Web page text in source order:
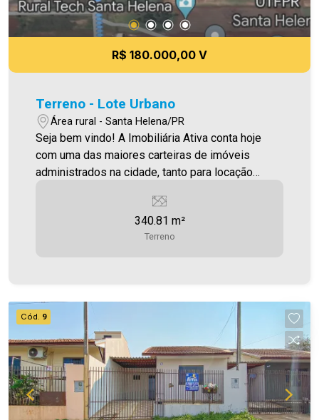
R$ 180.000,00 V
Terreno - Lote Urbano
Área rural - Santa Helena/PR
Seja bem vindo! A Imobiliária Ativa conta hoje
com uma das maiores carteiras de imóveis
administrados na cidade, tanto para locação
com 340,81m² ACEITA PERMUTA POR VEÍCULO
Aproveite essa oportunidade! Imobiliária Ativa,
340.81 m²
Terreno
Cód. 9